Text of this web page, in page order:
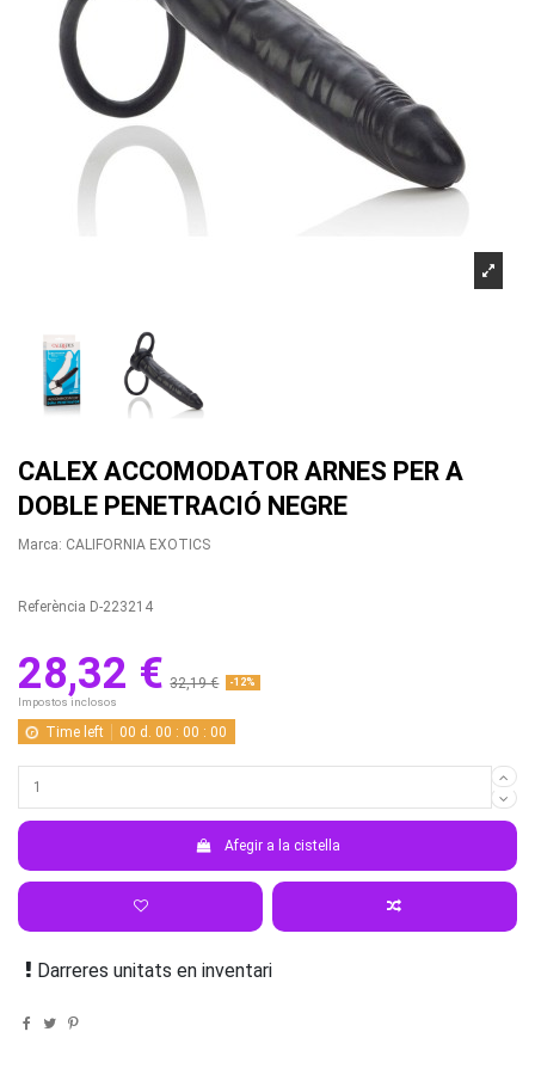
CALEX ACCOMODATOR ARNES PER A
DOBLE PENETRACIÓ NEGRE
Marca: CALIFORNIA EXOTICS
Referència D-223214
28,32 € 32,19 € -12%
Impostos inclosos
Time left 00 d. 00 :00 :00
Afegir a la cistella
Darreres unitats en inventari